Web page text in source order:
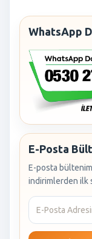
WhatsApp
E-Posta
E-posta
indirimlerden ilk